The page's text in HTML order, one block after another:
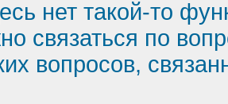
нет такой-то
связаться по
вопросов,